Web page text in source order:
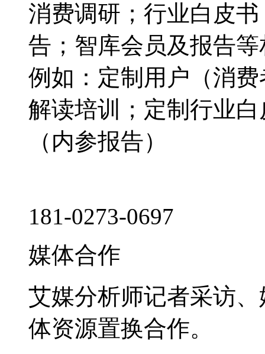
消费调研；行业白皮
告；智库会员及报告
例如：定制用户（消
解读培训；定制行业
（内参报告）
181-0273-0697
媒体合作
艾媒分析师记者采访
体资源置换合作。